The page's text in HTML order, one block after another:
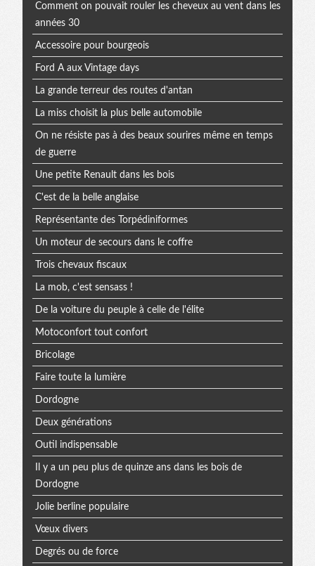
Comment on pouvait rouler les cheveux au vent dans les
années 30
Accessoire pour bourgeois
Ford A aux Vintage days
La grande terreur des routes d'antan
La miss choisit la plus belle automobile
On ne résiste pas à des beaux sourires même en temps
de guerre
Une petite Renault dans les bois
C'est de la belle anglaise
Représentante des Torpédiniformes
Un moteur de secours dans le coffre
Trois chevaux fiscaux
La mob, c'est sensass !
De la voiture du peuple à celle de l'élite
Motoconfort tout confort
Bricolage
Faire toute la lumière
Dordogne
Deux générations
Outil indispensable
Il y a un peu plus de quinze ans dans les bois de
Dordogne
Jolie berline populaire
Vœux divers
Degrés ou de force